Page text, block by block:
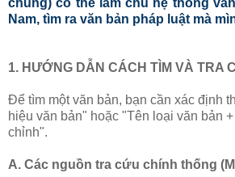
Nam, tìm ra văn bản pháp luật mà
1. HƯỚNG DẪN CÁCH TÌM VÀ TRA
Để tìm một văn bản, bạn cần xác định
hiệu văn bản" hoặc "Tên loại văn bản
chỉnh".
A. Các nguồn tra cứu chính thống